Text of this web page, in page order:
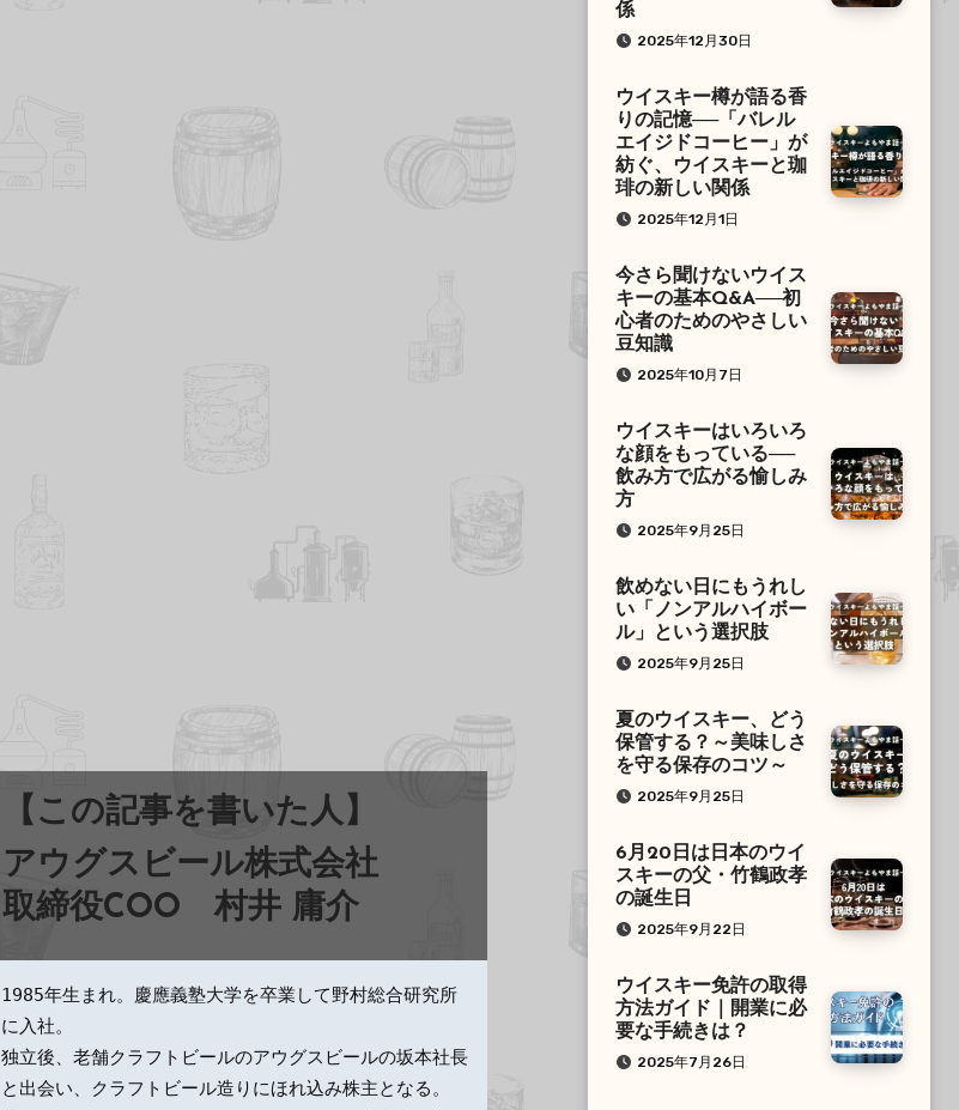
【この記事を書いた人】
アウグスビール株式会社
取締役COO 村井 庸介
1985年生まれ。慶應義塾大学を卒業して野村総合研究所
に入社。
独立後、老舗クラフトビールのアウグスビールの坂本社長
と出会い、クラフトビール造りにほれ込み株主となる。
係
2025年12月30日
ウイスキー樽が語る香
りの記憶──「バレル
エイジドコーヒー」が
紡ぐ、ウイスキーと珈
琲の新しい関係
2025年12月1日
今さら聞けないウイス
キーの基本Q&A──初
心者のためのやさしい
豆知識
2025年10月7日
ウイスキーはいろいろ
な顔をもっている──
飲み方で広がる愉しみ
方
2025年9月25日
飲めない日にもうれし
い「ノンアルハイボー
ル」という選択肢
2025年9月25日
夏のウイスキー、どう
保管する？～美味しさ
を守る保存のコツ～
2025年9月25日
6月20日は日本のウイ
スキーの父・竹鶴政孝
の誕生日
2025年9月22日
ウイスキー免許の取得
方法ガイド｜開業に必
要な手続きは？
2025年7月26日